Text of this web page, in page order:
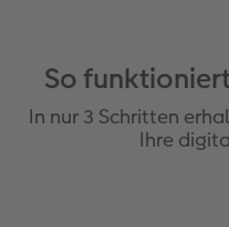
So
In nur 3 Schritten
Ihre